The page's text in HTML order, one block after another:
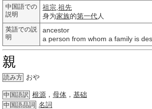
中国語での
説明
祖宗 祖先
身为家族的第一代人
英語での説
明
ancestor
a person from whom a family is
親
読み方 おや
中国語訳 根源 ， 母体 ， 基础
中国語品詞 名詞